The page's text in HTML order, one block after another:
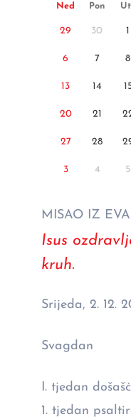
Ned Pon
29 30 1
6 7 8
13 14
20 21
27 28
3 4 5
MISAO IZ
Isus
kruh.
Srijeda, 2. 12.
Svagdan
I. tjedan
1. tjedan